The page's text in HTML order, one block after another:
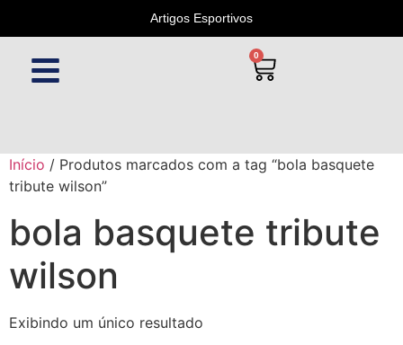
Artigos Esportivos
0
Início / Produtos marcados com a tag “bola basquete
tribute wilson”
bola basquete tribute
wilson
Exibindo um único resultado